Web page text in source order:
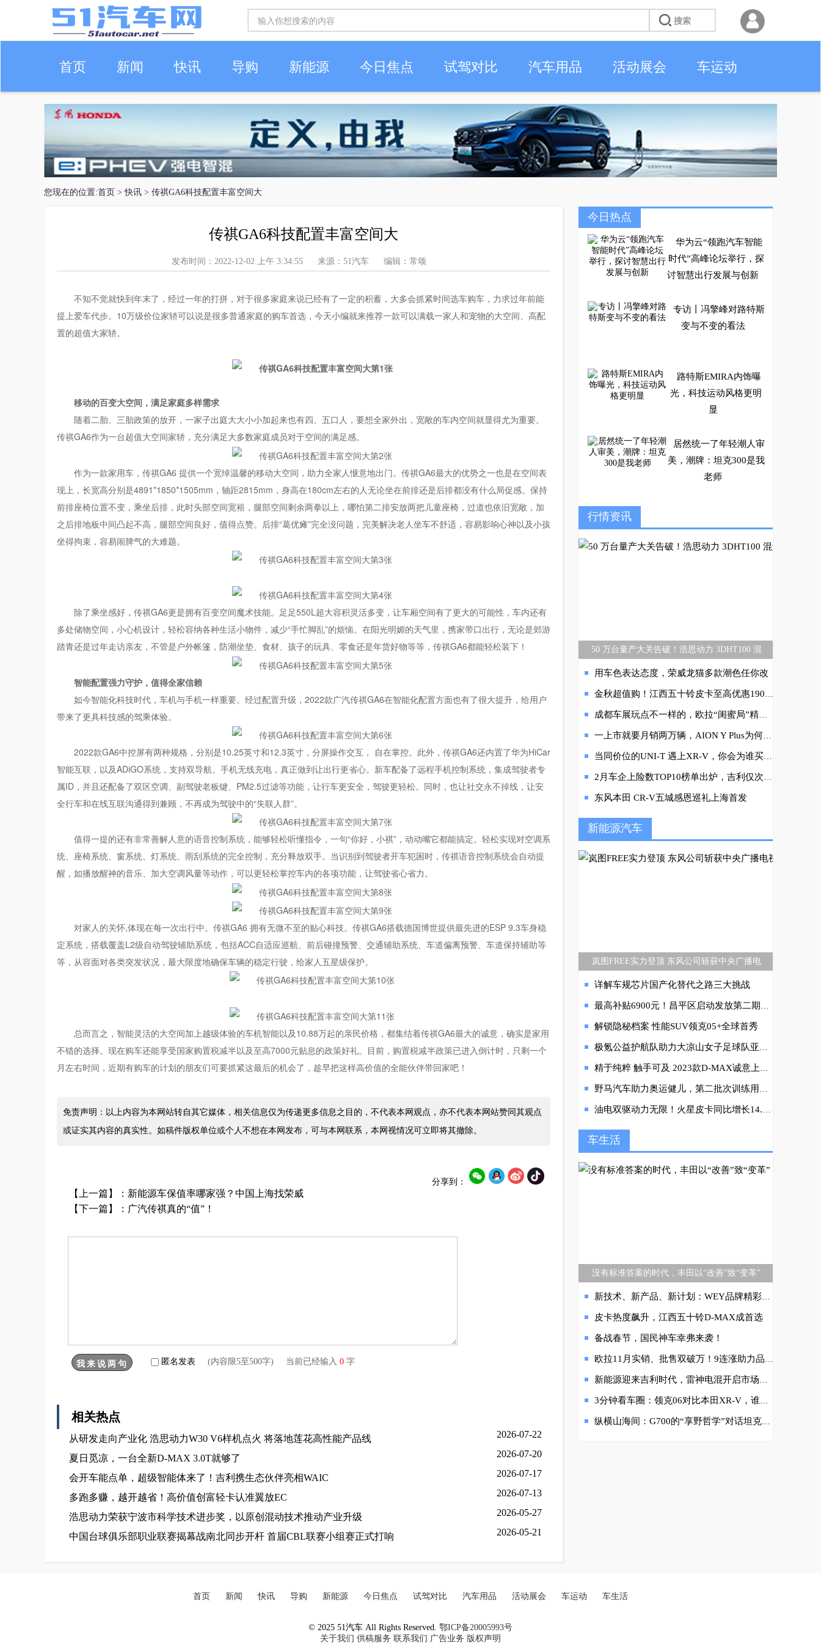
首页 新闻 快讯 导购 新能源 今日焦点 试驾对比 汽车用品 活动展会 车运动
车生活
您现在的位置:首页 >快讯 > 传祺GA6科技配置丰富空间大
传祺GA6科技配置丰富空间大
发布时间：2022-12-02 上午 3:34:55 来源：51汽车 编辑：常颂
不知不觉就快到年末了，经过一年的打拼，对于很多家庭来说已经有了一定的积蓄，大多会抓紧时间选车购车，力求过年前能
提上爱车代步。10万级价位家轿可以说是很多普通家庭的购车首选，今天小编就来推荐一款可以满载一家人和宠物的大空间、高配
置的超值大家轿。
移动的百变大空间，满足家庭多样需求
随着二胎、三胎政策的放开，一家子出庭大大小小加起来也有四、五口人，要想全家外出，宽敞的车内空间就显得尤为重要。
传祺GA6作为一台超值大空间家轿，充分满足大多数家庭成员对于空间的满足感。
作为一款家用车，传祺GA6 提供一个宽绰温馨的移动大空间，助力全家人惬意地出门。传祺GA6最大的优势之一也是在空间表
现上，长宽高分别是4891*1850*1505mm，轴距2815mm，身高在180cm左右的人无论坐在前排还是后排都没有什么局促感。保持
前排座椅位置不变，乘坐后排，此时头部空间宽裕，腿部空间剩余两拳以上，哪怕第二排安放两把儿童座椅，过道也依旧宽敞，加
之后排地板中间凸起不高，腿部空间良好，值得点赞。后排“葛优瘫”完全没问题，完美解决老人坐车不舒适，容易影响心神以及小孩
坐得拘束，容易闹脾气的大难题。
除了乘坐感好，传祺GA6更是拥有百变空间魔术技能。足足550L超大容积灵活多变，让车厢空间有了更大的可能性，车内还有
多处储物空间，小心机设计，轻松容纳各种生活小物件，减少“手忙脚乱”的烦恼。在阳光明媚的天气里，携家带口出行，无论是郊游
踏青还是过年走访亲友，不管是户外帐篷，防潮坐垫、食材、孩子的玩具、零食还是年货好物等等，传祺GA6都能轻松装下！
智能配置强力守护，值得全家信赖
如今智能化科技时代，车机与手机一样重要。经过配置升级，2022款广汽传祺GA6在智能化配置方面也有了很大提升，给用户
带来了更具科技感的驾乘体验。
2022款GA6中控屏有两种规格，分别是10.25英寸和12.3英寸，分屏操作交互， 自在掌控。此外，传祺GA6还内置了华为HiCar
智能互联，以及ADiGO系统，支持双导航、手机无线充电，真正做到让出行更省心。新车配备了远程手机控制系统，集成驾驶者专
属ID，并且还配备了双区空调、副驾驶老板键、PM2.5过滤等功能，让行车更安全，驾驶更轻松。同时，也让社交永不掉线，让安
全行车和在线互联沟通得到兼顾，不再成为驾驶中的“失联人群”。
值得一提的还有非常善解人意的语音控制系统，能够轻松听懂指令，一句“你好，小祺”，动动嘴它都能搞定。轻松实现对空调系
统、座椅系统、窗系统、灯系统、雨刮系统的完全控制，充分释放双手。当识别到驾驶者开车犯困时，传祺语音控制系统会自动提
醒，如播放醒神的音乐、加大空调风量等动作，可以更轻松掌控车内的各项功能，让驾驶省心省力。
对家人的关怀,体现在每一次出行中。传祺GA6 拥有无微不至的贴心科技。传祺GA6搭载德国博世提供最先进的ESP 9.3车身稳
定系统，搭载覆盖L2级自动驾驶辅助系统，包括ACC自适应巡航、前后碰撞预警、交通辅助系统、车道偏离预警、车道保持辅助等
等，从容面对各类突发状况，最大限度地确保车辆的稳定行驶，给家人五星级保护。
总而言之，智能灵活的大空间加上越级体验的车机智能以及10.88万起的亲民价格，都集结着传祺GA6最大的诚意，确实是家用
不错的选择。现在购车还能享受国家购置税减半以及至高7000元贴息的政策好礼。目前，购置税减半政策已进入倒计时，只剩一个
月左右时间，近期有购车的计划的朋友们可要抓紧这最后的机会了，趁早把这样高价值的全能伙伴带回家吧！
免责声明：以上内容为本网站转自其它媒体，相关信息仅为传递更多信息之目的，不代表本网观点，亦不代表本网站赞同其观点
或证实其内容的真实性。如稿件版权单位或个人不想在本网发布，可与本网联系，本网视情况可立即将其撤除。
分享到：
【上一篇】： 新能源车保值率哪家强？中国上海找荣威
【下一篇】： 广汽传祺真的“值”！
匿名发表 (内容限5至500字) 当前已经输入 0 字
相关热点
从研发走向产业化 浩思动力W30 V6样机点火 将落地莲花高性能产品线 2026-07-22
夏日觅凉，一台全新D-MAX 3.0T就够了 2026-07-20
会开车能点单，超级智能体来了！吉利携生态伙伴亮相WAIC 2026-07-17
多跑多赚，越开越省！高价值创富轻卡认准翼放EC 2026-07-13
浩思动力荣获宁波市科学技术进步奖，以原创混动技术推动产业升级 2026-05-27
中国台球俱乐部职业联赛揭幕战南北同步开杆 首届CBL联赛小组赛正式打响 2026-05-21
今日热点
华为云“领跑汽车智能
时代”高峰论坛举行，探
讨智慧出行发展与创新
专访丨冯擎峰对路特斯
变与不变的看法
路特斯EMIRA内饰曝
光，科技运动风格更明
显
居然统一了年轻潮人审
美，潮牌：坦克300是我
老师
7/F7x见证FMVP诞生
行情资讯
50 万台量产大关告破！浩思动力 3DHT100 混
用车色表达态度，荣威龙猫多款潮色任你改
金秋超值购！江西五十铃皮卡至高优惠19000元
成都车展玩点不一样的，欧拉“闺蜜局”精彩纷呈
一上市就要月销两万辆，AION Y Plus为何如此野心勃勃？
当同价位的UNI-T 遇上XR-V，你会为谁买单？
2月车企上险数TOP10榜单出炉，吉利仅次于大众成自主终端第一
东风本田 CR-V五城感恩巡礼上海首发
新能源汽车
岚图FREE实力登顶 东风公司斩获中央广播电
详解车规芯片国产化替代之路三大挑战
最高补贴6900元！昌平区启动发放第二期千万元汽车消费券
解锁隐秘档案 性能SUV领克05+全球首秀
极氪公益护航队助力大凉山女子足球队亚冬研学行
精于纯粹 触手可及 2023款D-MAX诚意上市，售价13.48万至16.68万元
野马汽车助力奥运健儿，第二批次训练用车圆满交付中国国家自行车队
油电双驱动力无限！火星皮卡同比增长14.7%逆势领跑5月皮卡大盘
车生活
没有标准答案的时代，丰田以“改善”致“变革”
新技术、新产品、新计划：WEY品牌精彩亮相上海车展，打造智能出行新生态，驶入智混发展新赛道
皮卡热度飙升，江西五十铃D-MAX成首选
备战春节，国民神车幸弗来袭！
欧拉11月实销、批售双破万！9连涨助力品牌登顶销冠
新能源迎来吉利时代，雷神电混开启市场新格局
3分钟看车圈：领克06对比本田XR-V，谁能让你不落后于时代？
纵横山海间：G700的“享野哲学”对话坦克500的“越野生活”
首页 新闻 快讯 导购 新能源 今日焦点 试驾对比 汽车用品 活动展会 车运动 车生活
© 2025 51汽车 All Rights Reserved. 鄂ICP备20005993号
关于我们 供稿服务 联系我们 广告业务 版权声明